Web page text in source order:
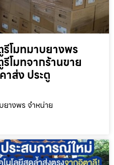
รีโมทมาบยางพร
โมทจากร้านขาย
าส่ง ประตู
ยางพร จำหน่าย